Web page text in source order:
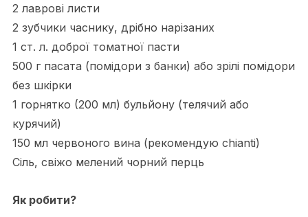
2 лаврові листи
2 зубчики часнику, дрібно нарізаних
1 ст. л. доброї томатної пасти
500 г пасата (помідори з банки) або зрілі помідори
без шкірки
1 горнятко (200 мл) бульйону (телячий або
курячий)
150 мл червоного вина (рекомендую chianti)
Сіль, свіжо мелений чорний перць
Як робити?